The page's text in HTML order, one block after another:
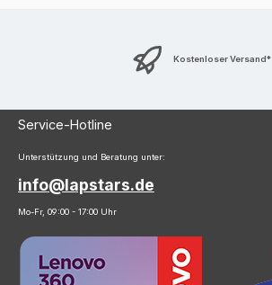
Kostenloser Versand*
Service-Hotline
Unterstützung und Beratung unter:
info@lapstars.de
Mo-Fr, 09:00 - 17:00 Uhr